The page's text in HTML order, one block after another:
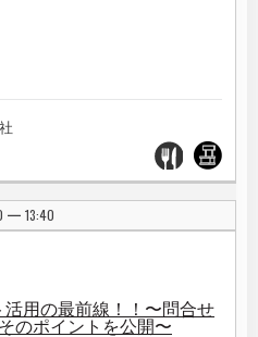
| 13:40
用の最前線！！〜問合せ
のポイントを公開〜